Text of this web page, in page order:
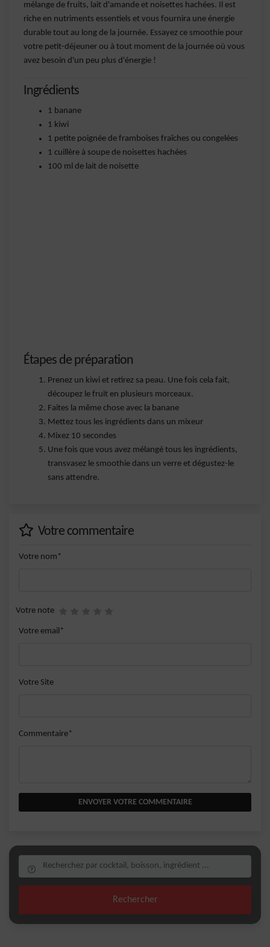
mélange de fruits, lait d'amande et noisettes hachées. Il est
riche en nutriments essentiels et vous fournira une énergie
durable tout au long de la journée. Essayez ce smoothie pour
votre petit-déjeuner ou à tout moment de la journée où vous
avez besoin d'un peu plus d'énergie !
Ingrédients
1 banane
1 kiwi
1 petite poignée de framboises fraîches ou congelées
1 cuillère à soupe de noisettes hachées
100 ml de lait de noisette
Étapes de préparation
Prenez un kiwi et retirez sa peau. Une fois cela fait,
découpez le fruit en plusieurs morceaux.
Faites la même chose avec la banane
Mettez tous les ingrédients dans un mixeur
Mixez 10 secondes
Une fois que vous avez mélangé tous les ingrédients,
transvasez le smoothie dans un verre et dégustez-le
sans attendre.
Votre commentaire
Votre nom*
Votre note
Votre email*
Votre Site
Commentaire*
ENVOYER VOTRE COMMENTAIRE
Rechercher